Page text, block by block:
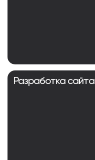
Разработка сайта